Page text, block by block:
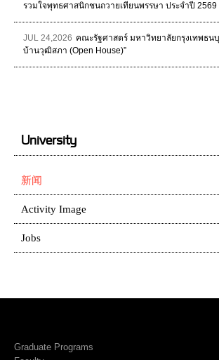
รวมใจพุทธศาสนิกชนถวายเทียนพรรษา ประจำปี 2569
JUL 24,2026 คณะรัฐศาสตร์ มหาวิทยาลัยกรุงเทพธนบุ
บ้านวุฒิสภา (Open House)”
University
新闻
Activity Image
Jobs
Graduate Programs